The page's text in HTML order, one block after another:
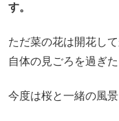
す。
ただ菜の花は開花し
自体の見ごろを過ぎた
今度は桜と一緒の風